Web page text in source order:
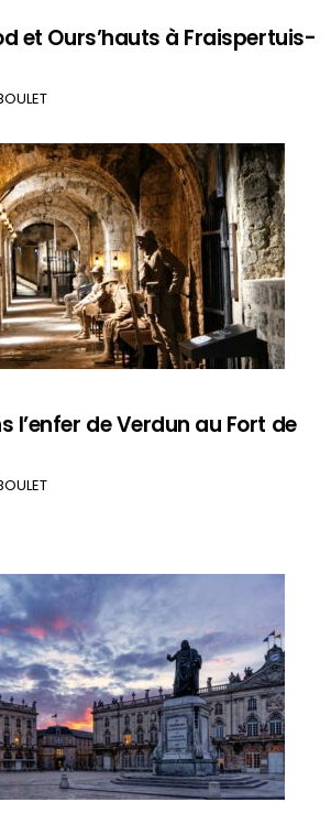
et Ours’hauts à Fraispertuis-
l’enfer de Verdun au Fort de